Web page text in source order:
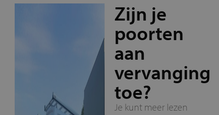
Zijn je
poorten
aan
vervanging
toe?
Je kunt meer lezen